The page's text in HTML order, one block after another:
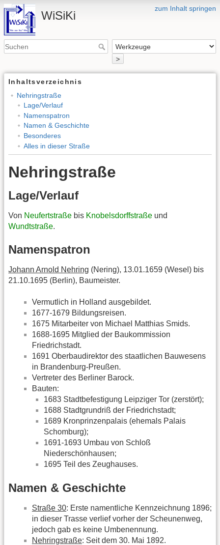
zum Inhalt springen
WiSiKi
>
Inhaltsverzeichnis
Nehringstraße
Lage/Verlauf
Namenspatron
Namen & Geschichte
Besonderes
Alles in dieser Straße
Nehringstraße
Lage/Verlauf
Von Neufertstraße bis Knobelsdorffstraße und
Wundtstraße.
Namenspatron
Johann Arnold Nehring (Nering), 13.01.1659 (Wesel) bis
21.10.1695 (Berlin), Baumeister.
Vermutlich in Holland ausgebildet.
1677-1679 Bildungsreisen.
1675 Mitarbeiter von Michael Matthias Smids.
1688-1695 Mitglied der Baukommission
Friedrichstadt.
1691 Oberbaudirektor des staatlichen Bauwesens
in Brandenburg-Preußen.
Vertreter des Berliner Barock.
Bauten:
1683 Stadtbefestigung Leipziger Tor (zerstört);
1688 Stadtgrundriß der Friedrichstadt;
1689 Kronprinzenpalais (ehemals Palais
Schomburg);
1691-1693 Umbau von Schloß
Niederschönhausen;
1695 Teil des Zeughauses.
Namen & Geschichte
Straße 30: Erste namentliche Kennzeichnung 1896;
in dieser Trasse verlief vorher der Scheunenweg,
jedoch gab es keine Umbenennung.
Nehringstraße: Seit dem 30. Mai 1892.